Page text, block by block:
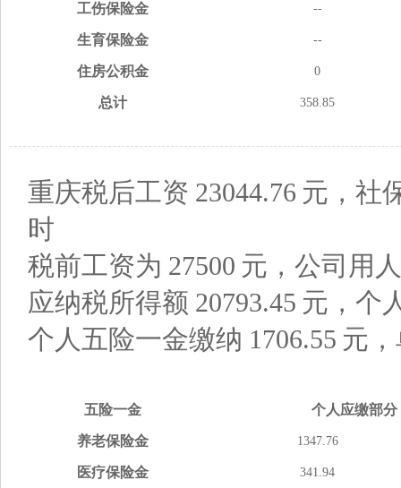
工伤保险金 --
生育保险金 --
住房公积金 0
总计 358.85
重庆税后工资 23044.76 元，社
时
税前工资为 27500 元，公司用
应纳税所得额 20793.45 元，个
个人五险一金缴纳 1706.55 元
五险一金 个人应缴部分
养老保险金 1347.76
医疗保险金 341.94